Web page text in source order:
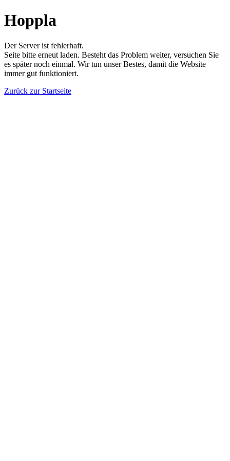
Hoppla
Der Server ist fehlerhaft.
Seite bitte erneut laden. Besteht das Problem weiter, versuchen Sie
es später noch einmal. Wir tun unser Bestes, damit die Website
immer gut funktioniert.
Zurück zur Startseite